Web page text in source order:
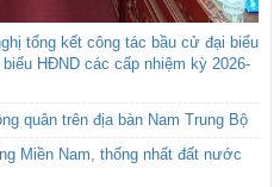
tổng kết công tác bầu cử đại biểu
HĐND các cấp nhiệm kỳ 2026-
quân trên địa bàn Nam Trung Bộ
Miền Nam, thống nhất đất nước